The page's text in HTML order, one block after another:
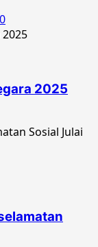
0
2025